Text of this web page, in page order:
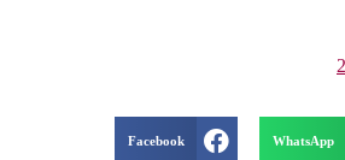
WhatsApp
Facebook